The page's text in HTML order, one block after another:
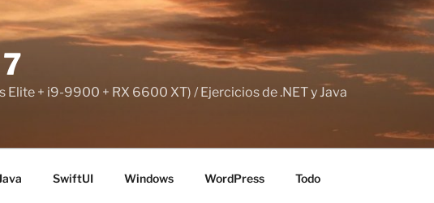
Elite + i9-9900 + RX 6600 XT) / Ejercicios de .NET y Java
SwiftUI Windows WordPress Todo